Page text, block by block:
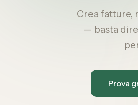
Crea fatture,
— basta
Prova